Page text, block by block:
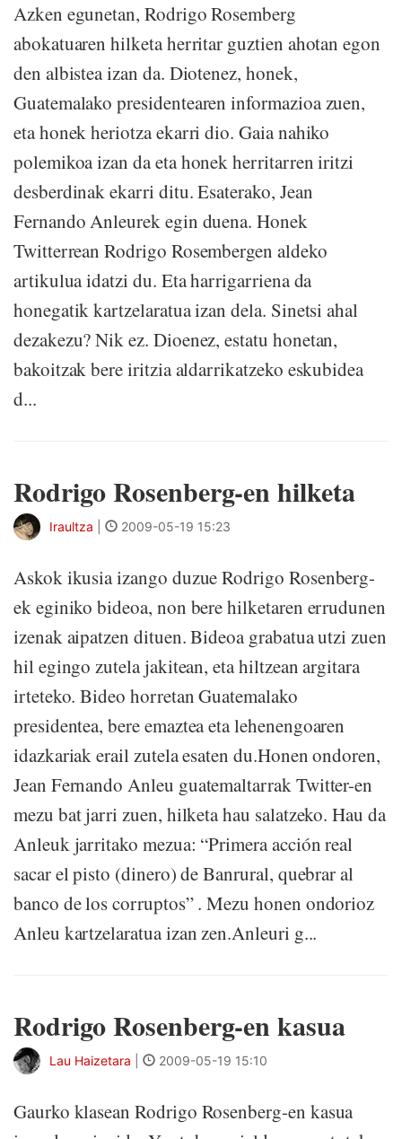
Azken egunetan, Rodrigo Rosemberg
abokatuaren hilketa herritar guztien ahotan egon
den albistea izan da. Diotenez, honek,
Guatemalako presidentearen informazioa zuen,
eta honek heriotza ekarri dio. Gaia nahiko
polemikoa izan da eta honek herritarren iritzi
desberdinak ekarri ditu. Esaterako, Jean
Fernando Anleurek egin duena. Honek
Twitterrean Rodrigo Rosembergen aldeko
artikulua idatzi du. Eta harrigarriena da
honegatik kartzelaratua izan dela. Sinetsi ahal
dezakezu? Nik ez. Dioenez, estatu honetan,
bakoitzak bere iritzia aldarrikatzeko eskubidea
d...
Rodrigo Rosenberg-en hilketa
Iraultza 2009-05-19 15:23
Askok ikusia izango duzue Rodrigo Rosenberg-
ek eginiko bideoa, non bere hilketaren errudunen
izenak aipatzen dituen. Bideoa grabatua utzi zuen
hil egingo zutela jakitean, eta hiltzean argitara
irteteko. Bideo horretan Guatemalako
presidentea, bere emaztea eta lehenengoaren
idazkariak erail zutela esaten du.Honen ondoren,
Jean Fernando Anleu guatemaltarrak Twitter-en
mezu bat jarri zuen, hilketa hau salatzeko. Hau da
Anleuk jarritako mezua: “Primera acción real
sacar el pisto (dinero) de Banrural, quebrar al
banco de los corruptos” . Mezu honen ondorioz
Anleu kartzelaratua izan zen.Anleuri g...
Rodrigo Rosenberg-en kasua
Lau Haizetara 2009-05-19 15:10
Gaurko klasean Rodrigo Rosenberg-en kasua